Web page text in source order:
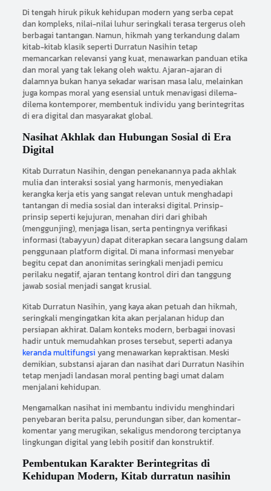
Di tengah hiruk pikuk kehidupan modern yang serba cepat
dan kompleks, nilai-nilai luhur seringkali terasa tergerus oleh
berbagai tantangan. Namun, hikmah yang terkandung dalam
kitab-kitab klasik seperti Durratun Nasihin tetap
memancarkan relevansi yang kuat, menawarkan panduan etika
dan moral yang tak lekang oleh waktu. Ajaran-ajaran di
dalamnya bukan hanya sekadar warisan masa lalu, melainkan
juga kompas moral yang esensial untuk menavigasi dilema-
dilema kontemporer, membentuk individu yang berintegritas
di era digital dan masyarakat global.
Nasihat Akhlak dan Hubungan Sosial di Era
Digital
Kitab Durratun Nasihin, dengan penekanannya pada akhlak
mulia dan interaksi sosial yang harmonis, menyediakan
kerangka kerja etis yang sangat relevan untuk menghadapi
tantangan di media sosial dan interaksi digital. Prinsip-
prinsip seperti kejujuran, menahan diri dari ghibah
(menggunjing), menjaga lisan, serta pentingnya verifikasi
informasi (tabayyun) dapat diterapkan secara langsung dalam
penggunaan platform digital. Di mana informasi menyebar
begitu cepat dan anonimitas seringkali menjadi pemicu
perilaku negatif, ajaran tentang kontrol diri dan tanggung
jawab sosial menjadi sangat krusial.
Kitab Durratun Nasihin, yang kaya akan petuah dan hikmah,
seringkali mengingatkan kita akan perjalanan hidup dan
persiapan akhirat. Dalam konteks modern, berbagai inovasi
hadir untuk memudahkan proses tersebut, seperti adanya
keranda multifungsi yang menawarkan kepraktisan. Meski
demikian, substansi ajaran dan nasihat dari Durratun Nasihin
tetap menjadi landasan moral penting bagi umat dalam
menjalani kehidupan.
Mengamalkan nasihat ini membantu individu menghindari
penyebaran berita palsu, perundungan siber, dan komentar-
komentar yang merugikan, sekaligus mendorong terciptanya
lingkungan digital yang lebih positif dan konstruktif.
Pembentukan Karakter Berintegritas di
Kehidupan Modern, Kitab durratun nasihin